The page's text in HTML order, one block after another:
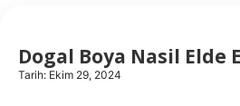
Dogal Boya Nasil Elde
Tarih: Ekim 29, 2024